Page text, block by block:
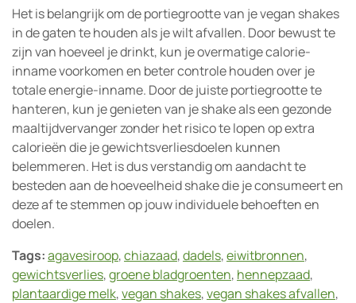
Het is belangrijk om de portiegrootte van je vegan shakes
in de gaten te houden als je wilt afvallen. Door bewust te
zijn van hoeveel je drinkt, kun je overmatige calorie-
inname voorkomen en beter controle houden over je
totale energie-inname. Door de juiste portiegrootte te
hanteren, kun je genieten van je shake als een gezonde
maaltijdvervanger zonder het risico te lopen op extra
calorieën die je gewichtsverliesdoelen kunnen
belemmeren. Het is dus verstandig om aandacht te
besteden aan de hoeveelheid shake die je consumeert en
deze af te stemmen op jouw individuele behoeften en
doelen.
Tags:agavesiroop,chiazaad,dadels,eiwitbronnen,
gewichtsverlies,groene bladgroenten, hennepzaad,
plantaardige melk,vegan shakes,vegan shakes afvallen,